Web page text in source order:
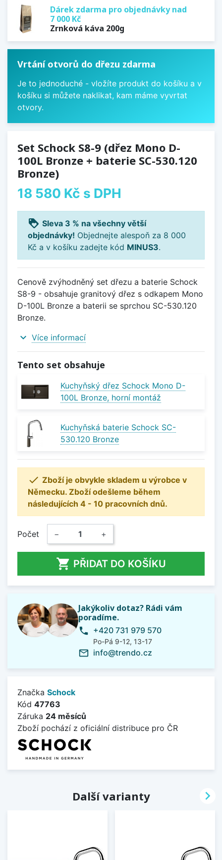
Dárek zdarma pro objednávky nad
7 000 Kč
Zrnková káva 200g
Vrtání otvorů do dřezu zdarma
Je to jednoduché - vložíte produkt do košíku a v
košíku si můžete naklikat, kam máme vyvrtat
otvory.
Set Schock S8-9 (dřez Mono D-
100L Bronze + baterie SC-530.120
Bronze)
18 580 Kč s DPH
loyalty Sleva 3 % na všechny větší
objednávky! Objednejte alespoň za 8 000
Kč a v košíku zadejte kód MINUS3.
Cenově zvýhodněný set dřezu a baterie Schock
S8-9 - obsahuje granitový dřez s odkapem Mono
D-100L Bronze a baterii se sprchou SC-530.120
Bronze.
expand_more Více informací
Tento set obsahuje
Kuchyňský dřez Schock Mono D-
100L Bronze, horní montáž
Kuchyňská baterie Schock SC-
530.120 Bronze
 Zboží je obvykle skladem u výrobce v
Německu. Zboží odešleme během
následujících 4 - 10 pracovních dnů.
Počet − +
 PŘIDAT DO KOŠÍKU
Jakýkoliv dotaz? Rádi vám
poradíme.
phone +420 731 979 570
Po-Pá 9-12, 13-17
mail_outline info@trendo.cz
Značka Schock
Kód 47763
Záruka 24 měsíců
Zboží pochází z oficiální distribuce pro ČR
Další varianty 